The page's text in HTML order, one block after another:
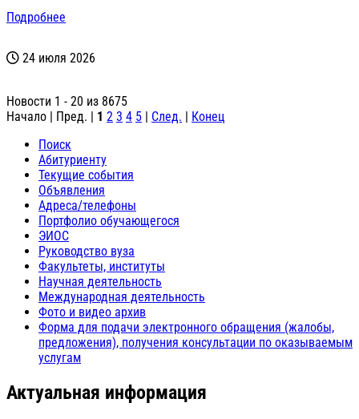
Подробнее
24 июля 2026
Новости 1 - 20 из 8675
Начало | Пред. | 1 2 3 4 5 След.
Конец
Поиск
Абитуриенту
Текущие события
Объявления
Адреса/телефоны
Портфолио обучающегося
ЭИОС
Руководство вуза
Факультеты, институты
Научная деятельность
Международная деятельность
Фото и видео архив
Форма для подачи электронного обращения (жалобы,
предложения), получения консультации по оказываемым
услугам
Актуальная информация